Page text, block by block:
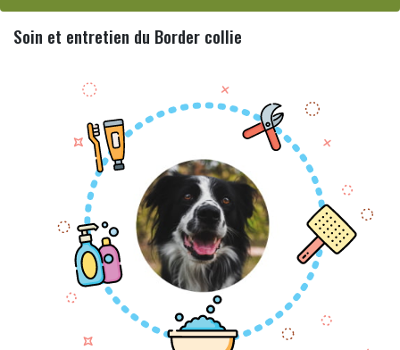
Soin et entretien du Border collie